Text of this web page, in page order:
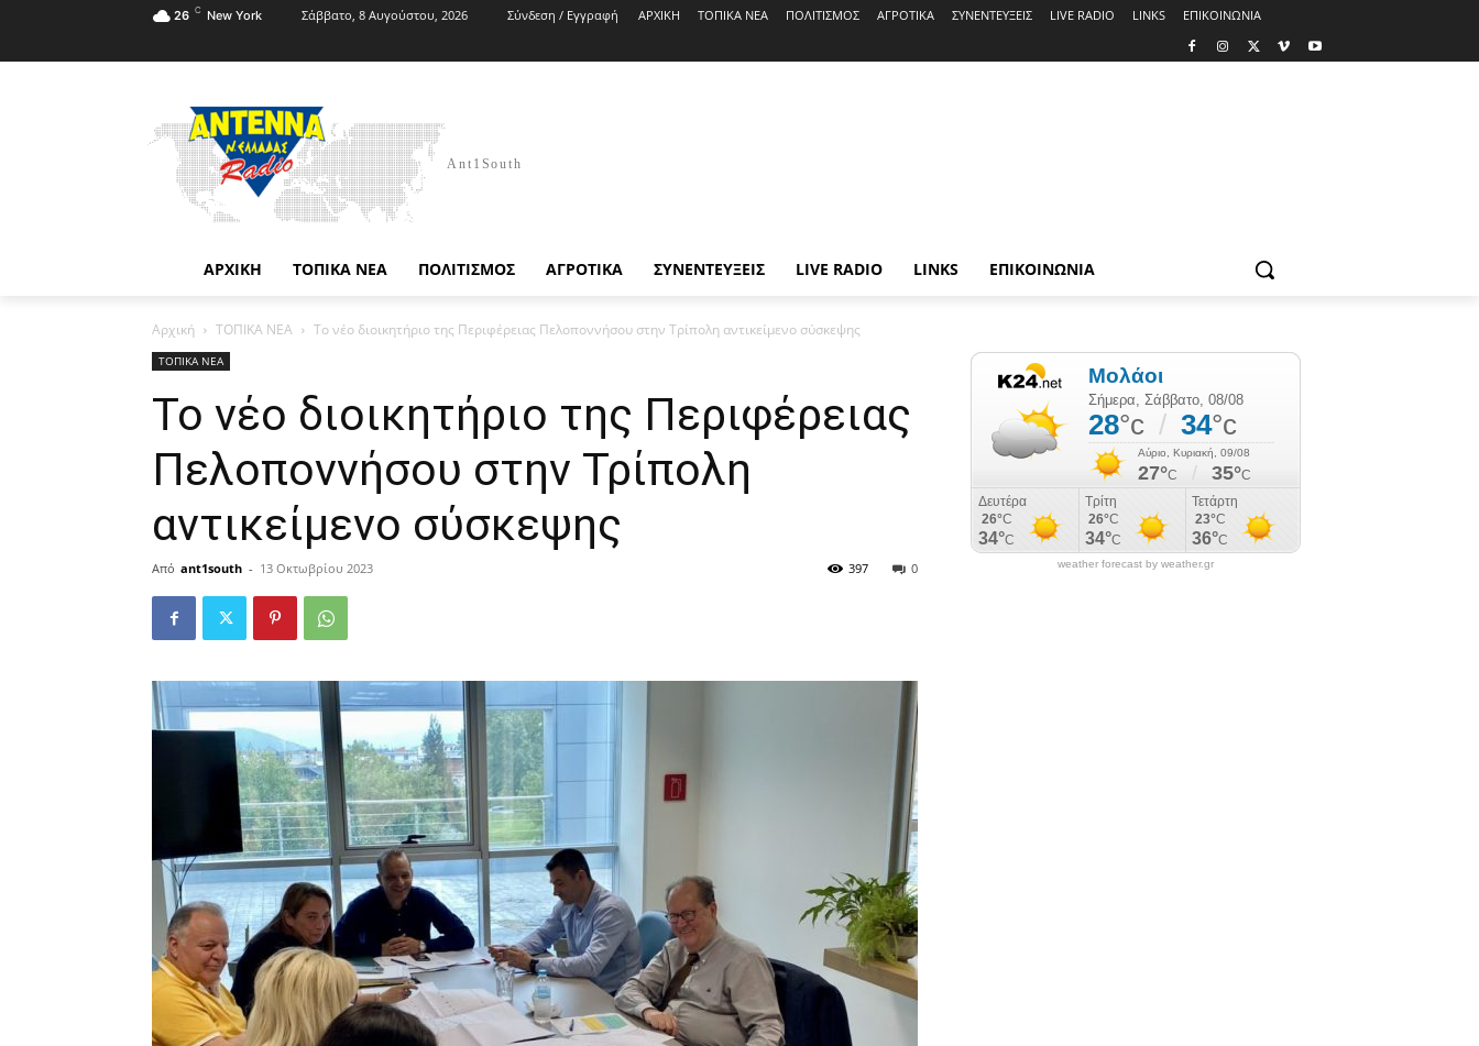
26 C New York Σάββατο, 8 Αυγούστου, 2026 Σύνδεση / Εγγραφή ΑΡΧΙΚΗ ΤΟΠΙΚΑ ΝΕΑ ΠΟΛΙΤΙΣΜΟΣ ΑΓΡΟΤΙΚΑ ΣΥΝΕΝΤΕΥΞΕΙΣ LIVE RADIO LINKS ΕΠΙΚΟΙΝΩΝΙΑ
Ant1South
ΑΡΧΙΚΗ ΤΟΠΙΚΑ ΝΕΑ ΠΟΛΙΤΙΣΜΟΣ ΑΓΡΟΤΙΚΑ ΣΥΝΕΝΤΕΥΞΕΙΣ LIVE RADIO LINKS ΕΠΙΚΟΙΝΩΝΙΑ
Αρχική ΤΟΠΙΚΑ ΝΕΑ Το νέο διοικητήριο της Περιφέρειας Πελοποννήσου στην Τρίπολη αντικείμενο σύσκεψης
ΤΟΠΙΚΑ ΝΕΑ
Το νέο διοικητήριο της Περιφέρειας
Πελοποννήσου στην Τρίπολη
αντικείμενο σύσκεψης
Από ant1south - 13 Οκτωβρίου 2023 0
397 weather forecast by weather.gr